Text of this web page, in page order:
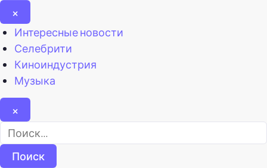
×
Закрыть
меню
Интересные новости
Селебрити
Киноиндустрия
Музыка
×
Найти: